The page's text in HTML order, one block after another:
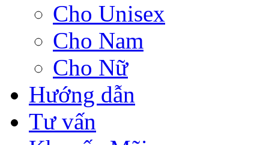
Cho Unisex
Cho Nam
Cho Nữ
Hướng dẫn
Tư vấn